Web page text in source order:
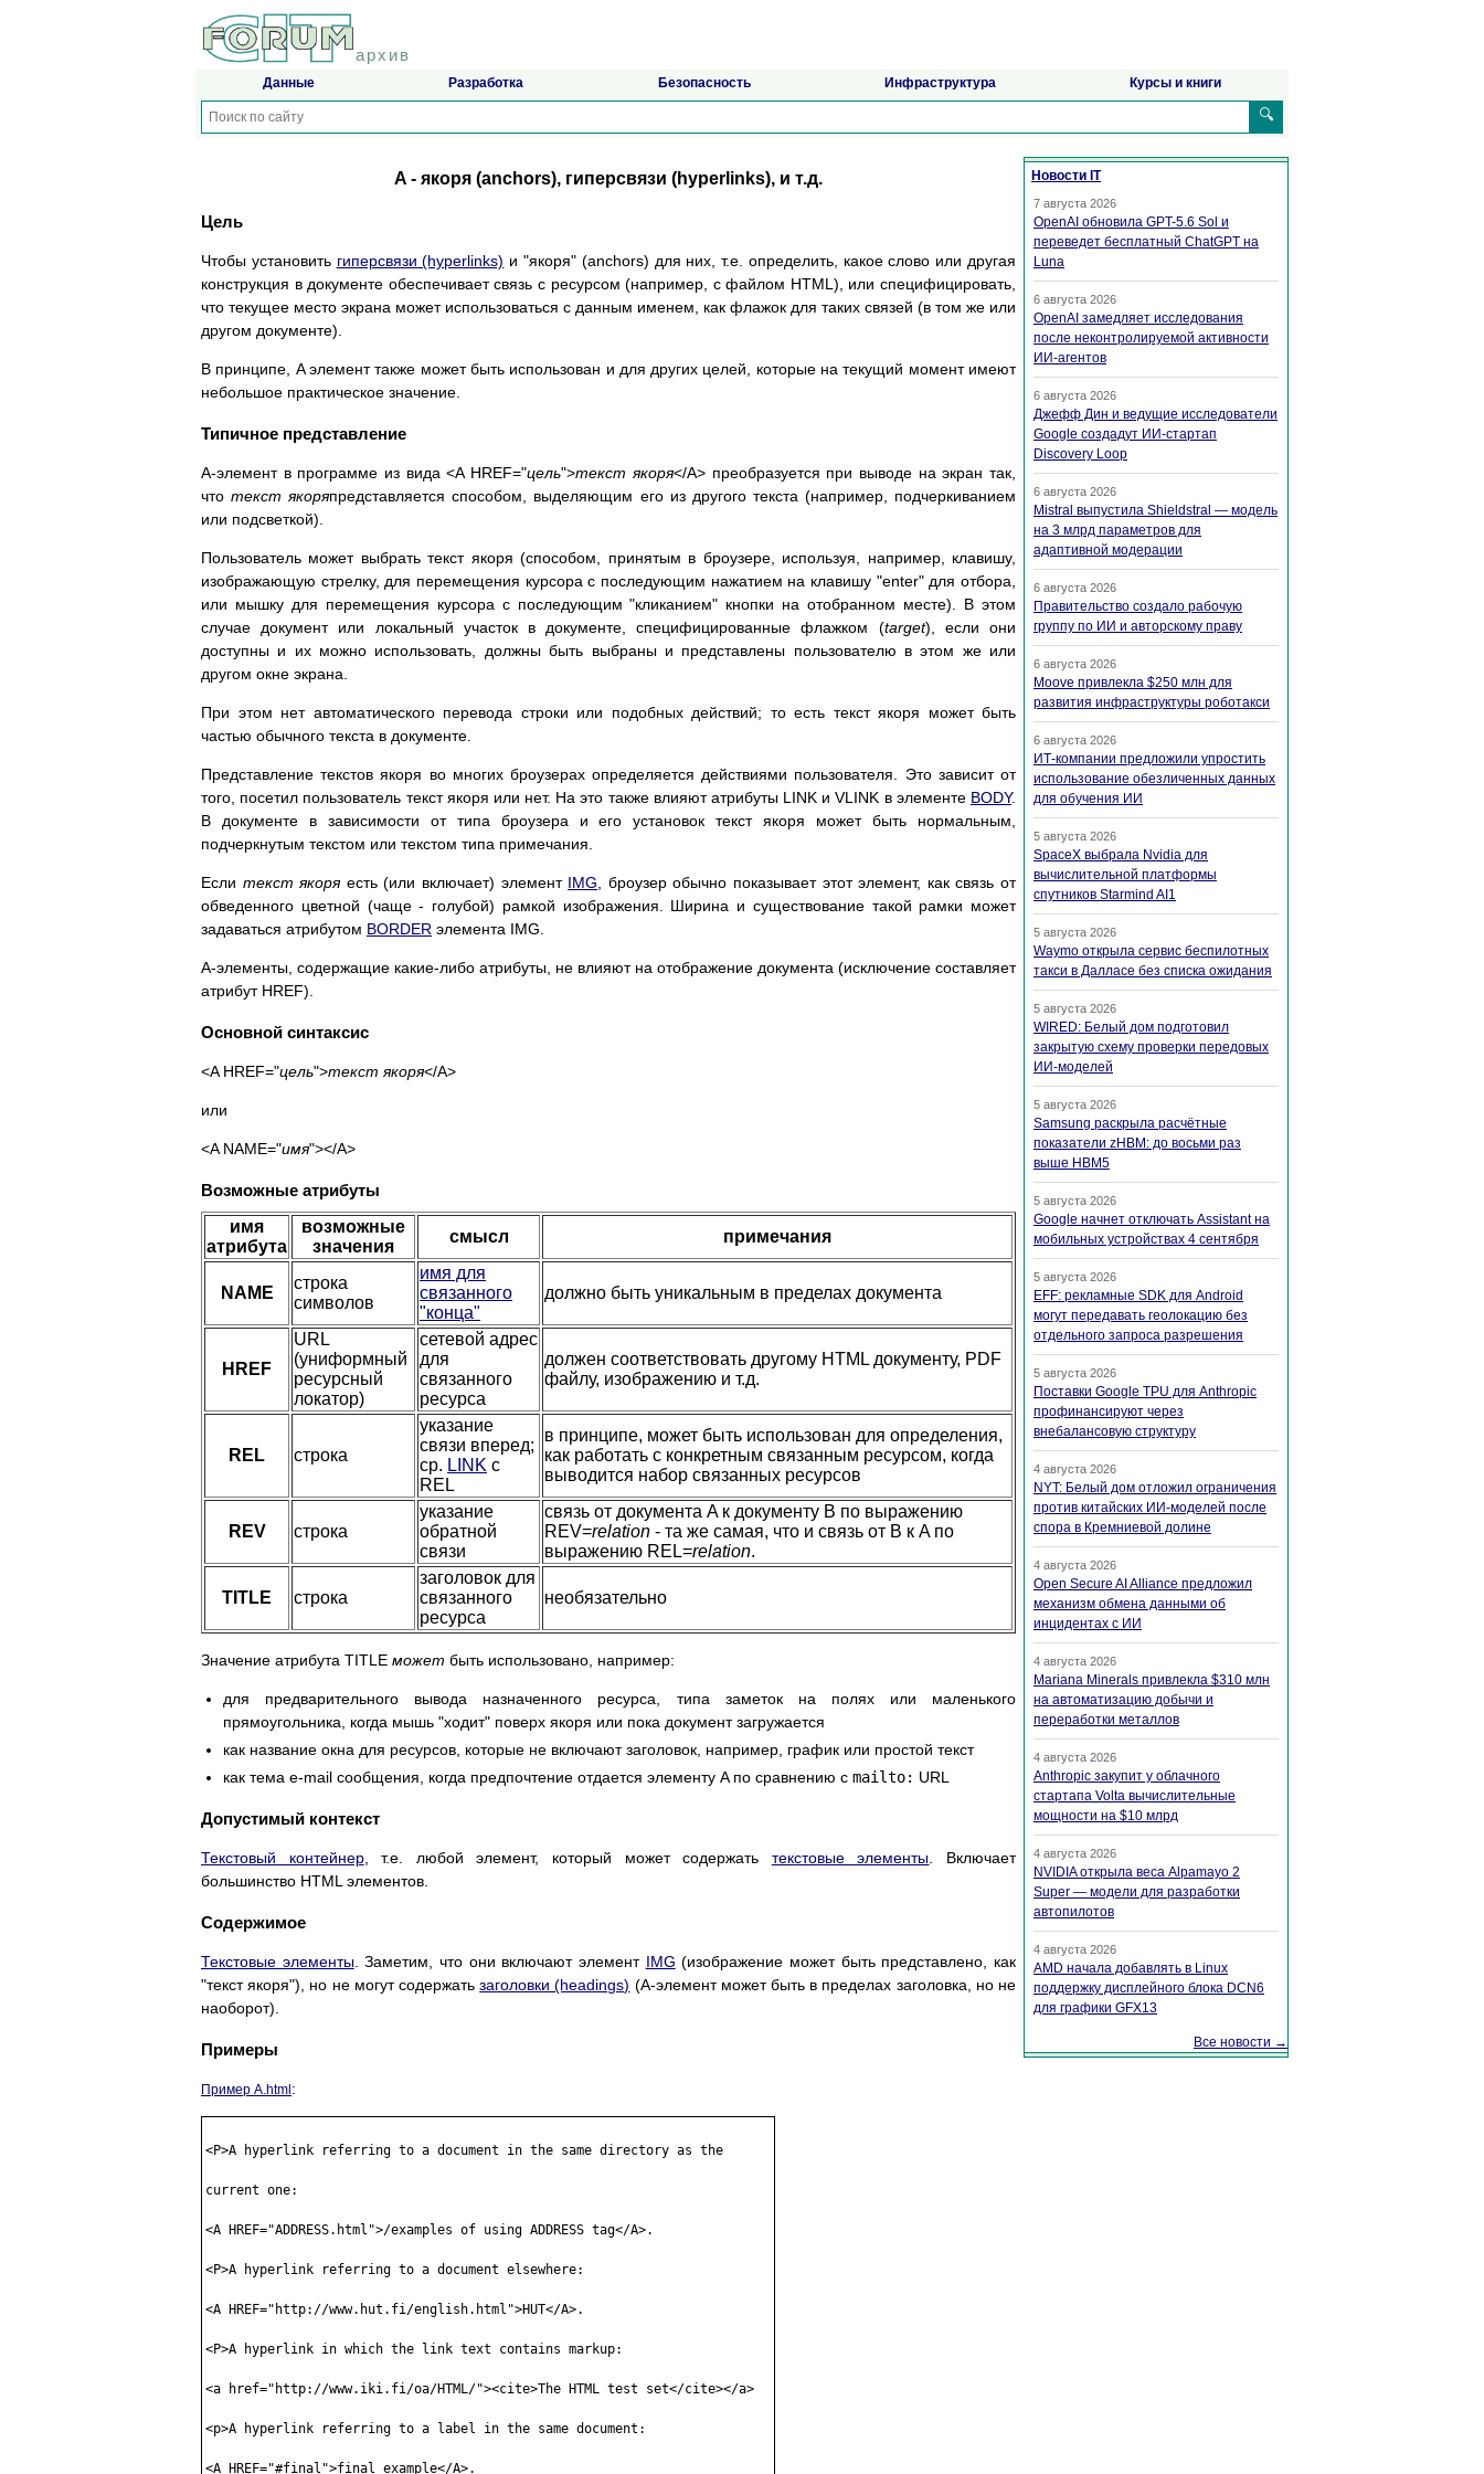
архив
Данные Разработка Безопасность Инфраструктура Курсы и книги
🔍
A - якоря (anchors), гиперсвязи (hyperlinks), и т.д.
Цель
Чтобы установить гиперсвязи (hyperlinks) и "якоря" (anchors) для них, т.е. определить, какое слово или другая
конструкция в документе обеспечивает связь с ресурсом (например, с файлом HTML), или специфицировать,
что текущее место экрана может использоваться с данным именем, как флажок для таких связей (в том же или
другом документе).
В принципе, A элемент также может быть использован и для других целей, которые на текущий момент имеют
небольшое практическое значение.
Типичное представление
A-элемент в программе из вида <A HREF="цель">текст якоря</A> преобразуется при выводе на экран так,
чтотекст якоряпредставляется способом, выделяющим его из другого текста (например, подчеркиванием
или подсветкой).
Пользователь может выбрать текст якоря (способом, принятым в броузере, используя, например, клавишу,
изображающую стрелку, для перемещения курсора с последующим нажатием на клавишу "enter" для отбора,
или мышку для перемещения курсора с последующим "кликанием" кнопки на отобранном месте). В этом
случае документ или локальный участок в документе, специфицированные флажком (target), если они
доступны и их можно использовать, должны быть выбраны и представлены пользователю в этом же или
другом окне экрана.
При этом нет автоматического перевода строки или подобных действий; то есть текст якоря может быть
частью обычного текста в документе.
Представление текстов якоря во многих броузерах определяется действиями пользователя. Это зависит от
того, посетил пользователь текст якоря или нет. На это также влияют атрибуты LINK и VLINK в элементе BODY.
В документе в зависимости от типа броузера и его установок текст якоря может быть нормальным,
подчеркнутым текстом или текстом типа примечания.
Если текст якоряесть (или включает) элемент IMG , броузер обычно показывает этот элемент, как связь от
обведенного цветной (чаще - голубой) рамкой изображения. Ширина и существование такой рамки может
задаваться атрибутом BORDER элемента IMG.
A-элементы, содержащие какие-либо атрибуты, не влияют на отображение документа (исключение составляет
атрибут HREF).
Основной синтаксис
<A HREF="цель">текст якоря</A>
или
<A NAME="имя"></A>
Возможные атрибуты
имя
атрибута
возможные
значения
смысл примечания
NAME
строка
символов
имя для
связанного
"конца"
должно быть уникальным в пределах документа
HREF
URL
(униформный
ресурсный
локатор)
сетевой адрес
для
связанного
ресурса
должен соответствовать другому HTML документу, PDF
файлу, изображению и т.д.
REL строка
указание
связи вперед;
ср. LINK с
REL
в принципе, может быть использован для определения,
как работать с конкретным связанным ресурсом, когда
выводится набор связанных ресурсов
REV строка
указание
обратной
связи
связь от документа A к документу B по выражению
REV=relation - та же самая, что и связь от B к A по
выражению REL=relation.
TITLE строка
заголовок для
связанного
ресурса
необязательно
Значение атрибута TITLE может быть использовано, например:
для предварительного вывода назначенного ресурса, типа заметок на полях или маленького
прямоугольника, когда мышь "ходит" поверх якоря или пока документ загружается
как название окна для ресурсов, которые не включают заголовок, например, график или простой текст
как тема e-mail сообщения, когда предпочтение отдается элементу A по сравнению с mailto: URL
Допустимый контекст
Текстовый контейнер, т.е. любой элемент, который может содержать текстовые элементы . Включает
большинство HTML элементов.
Содержимое
Текстовые элементы. Заметим, что они включают элемент IMG (изображение может быть представлено, как
"текст якоря"), но не могут содержатьзаголовки (headings) (A-элемент может быть в пределах заголовка, но не
наоборот).
Примеры
Пример A.html :
<P>A hyperlink referring to a document in the same directory as the
current one:
<A HREF="ADDRESS.html">/examples of using ADDRESS tag</A>.
<P>A hyperlink referring to a document elsewhere:
<A HREF="http://www.hut.fi/english.html">HUT</A>.
<P>A hyperlink in which the link text contains markup:
<a href="http://www.iki.fi/oa/HTML/"><cite>The HTML test set</cite></a>
<p>A hyperlink referring to a label in the same document:
<A HREF="#final">final example</A>.
Новости IT
7 августа 2026
OpenAI обновила GPT-5.6 Sol и
переведет бесплатный ChatGPT на
Luna
6 августа 2026
OpenAI замедляет исследования
после неконтролируемой активности
ИИ-агентов
6 августа 2026
Джефф Дин и ведущие исследователи
Google создадут ИИ-стартап
Discovery Loop
6 августа 2026
Mistral выпустила Shieldstral — модель
на 3 млрд параметров для
адаптивной модерации
6 августа 2026
Правительство создало рабочую
группу по ИИ и авторскому праву
6 августа 2026
Moove привлекла $250 млн для
развития инфраструктуры роботакси
6 августа 2026
ИТ-компании предложили упростить
использование обезличенных данных
для обучения ИИ
5 августа 2026
SpaceX выбрала Nvidia для
вычислительной платформы
спутников Starmind AI1
5 августа 2026
Waymo открыла сервис беспилотных
такси в Далласе без списка ожидания
5 августа 2026
WIRED: Белый дом подготовил
закрытую схему проверки передовых
ИИ-моделей
5 августа 2026
Samsung раскрыла расчётные
показатели zHBM: до восьми раз
выше HBM5
5 августа 2026
Google начнет отключать Assistant на
мобильных устройствах 4 сентября
5 августа 2026
EFF: рекламные SDK для Android
могут передавать геолокацию без
отдельного запроса разрешения
5 августа 2026
Поставки Google TPU для Anthropic
профинансируют через
внебалансовую структуру
4 августа 2026
NYT: Белый дом отложил ограничения
против китайских ИИ-моделей после
спора в Кремниевой долине
4 августа 2026
Open Secure AI Alliance предложил
механизм обмена данными об
инцидентах с ИИ
4 августа 2026
Mariana Minerals привлекла $310 млн
на автоматизацию добычи и
переработки металлов
4 августа 2026
Anthropic закупит у облачного
стартапа Volta вычислительные
мощности на $10 млрд
4 августа 2026
NVIDIA открыла веса Alpamayo 2
Super — модели для разработки
автопилотов
4 августа 2026
AMD начала добавлять в Linux
поддержку дисплейного блока DCN6
для графики GFX13
Все новости →